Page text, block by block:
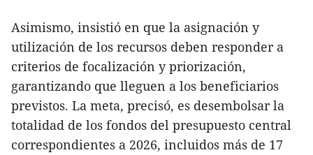
Asimismo, insistió en que la asignación y
utilización de los recursos deben responder a
criterios de focalización y priorización,
garantizando que lleguen a los beneficiarios
previstos. La meta, precisó, es desembolsar la
totalidad de los fondos del presupuesto central
correspondientes a 2026, incluidos más de 17